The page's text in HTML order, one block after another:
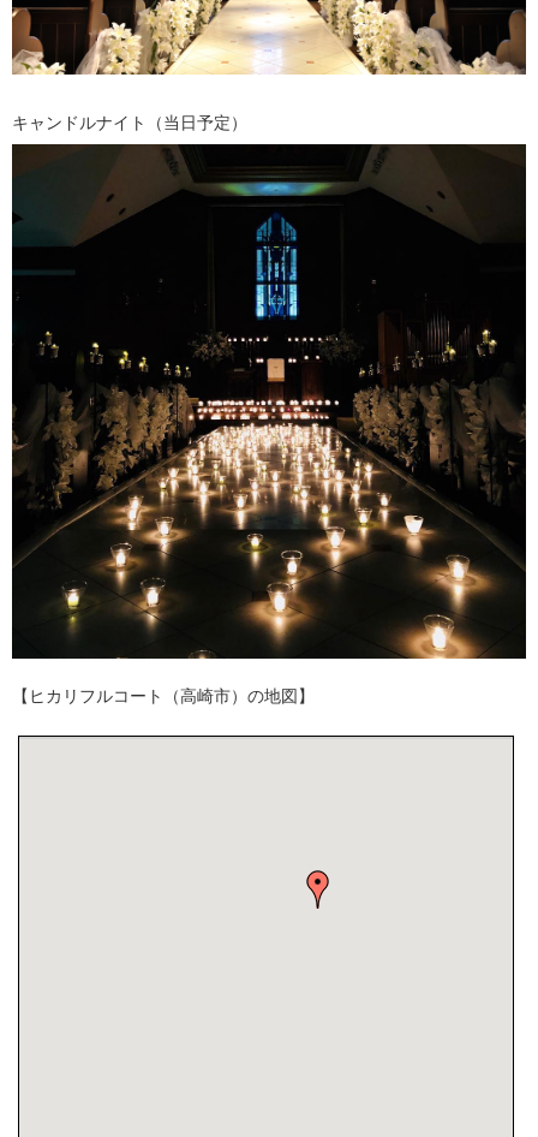
キャンドルナイト（当日予定）
【ヒカリフルコート（高崎市）の地図】